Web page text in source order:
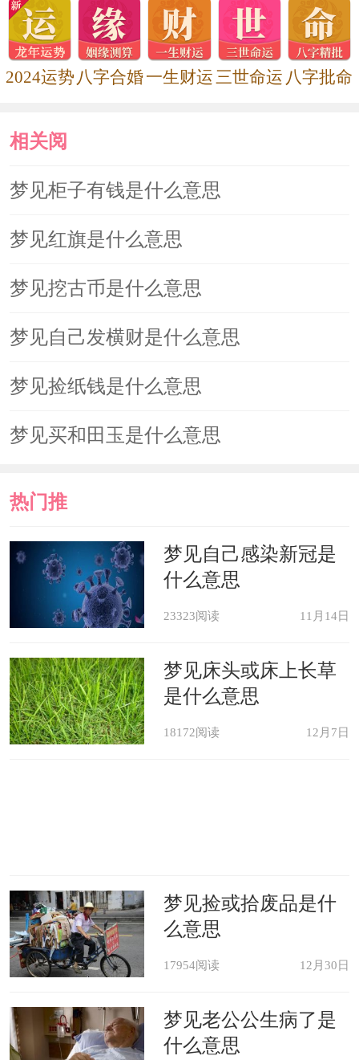
2024运势 八字合婚一生财运三世命运 八字批命
相关阅
读
梦见柜子有钱是什么意思
梦见红旗是什么意思
梦见挖古币是什么意思
梦见自己发横财是什么意思
梦见捡纸钱是什么意思
梦见买和田玉是什么意思
热门推
荐
梦见自己感染新冠是
什么意思
23323阅读 11月14日
梦见床头或床上长草
是什么意思
18172阅读 12月7日
梦见捡或拾废品是什
么意思
17954阅读 12月30日
梦见老公公生病了是
什么意思